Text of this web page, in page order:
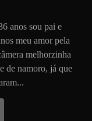
anos sou pai e
meu amor pela
melhorzinha
de namoro, já que